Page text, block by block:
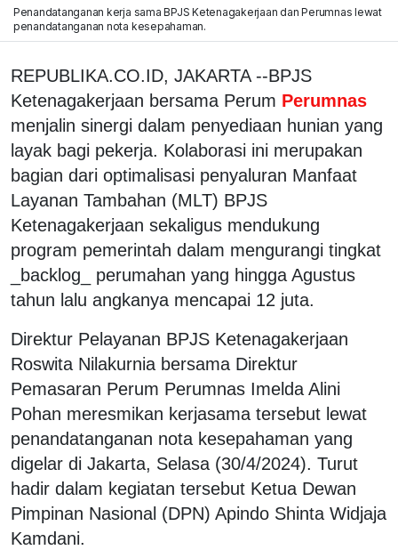
Penandatanganan kerja sama BPJS Ketenagakerjaan dan Perumnas lewat
penandatanganan nota kesepahaman.
REPUBLIKA.CO.ID, JAKARTA --BPJS
Ketenagakerjaan bersama Perum Perumnas
menjalin sinergi dalam penyediaan hunian yang
layak bagi pekerja. Kolaborasi ini merupakan
bagian dari optimalisasi penyaluran Manfaat
Layanan Tambahan (MLT) BPJS
Ketenagakerjaan sekaligus mendukung
program pemerintah dalam mengurangi tingkat
_backlog_ perumahan yang hingga Agustus
tahun lalu angkanya mencapai 12 juta.
Direktur Pelayanan BPJS Ketenagakerjaan
Roswita Nilakurnia bersama Direktur
Pemasaran Perum Perumnas Imelda Alini
Pohan meresmikan kerjasama tersebut lewat
penandatanganan nota kesepahaman yang
digelar di Jakarta, Selasa (30/4/2024). Turut
hadir dalam kegiatan tersebut Ketua Dewan
Pimpinan Nasional (DPN) Apindo Shinta Widjaja
Kamdani.